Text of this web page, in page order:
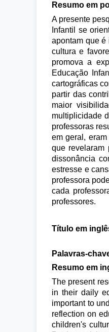
Resumo em
A presente
Infantil se
apontam que é
cultura e
promova a
Educação
cartográficas
partir das
maior
multiplicidade
professoras
em geral,
que revelaram
dissonância
estresse e
professora
cada
professores.
Título em
Palavras-
Resumo em
The present
in their daily
important to
reflection on
children's